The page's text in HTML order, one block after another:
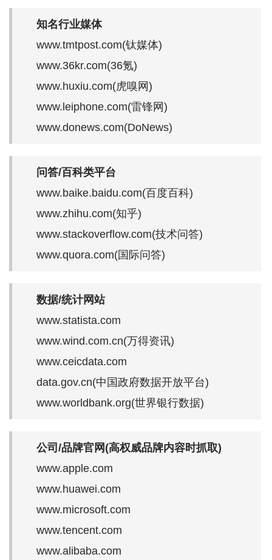
知名行业媒体
www.tmtpost.com(钛媒体)
www.36kr.com(36氪)
www.huxiu.com(虎嗅网)
www.leiphone.com(雷锋网)
www.donews.com(DoNews)
问答/百科类平台
www.baike.baidu.com(百度百科)
www.zhihu.com(知乎)
www.stackoverflow.com(技术问答)
www.quora.com(国际问答)
数据/统计网站
www.statista.com
www.wind.com.cn(万得资讯)
www.ceicdata.com
data.gov.cn(中国政府数据开放平台)
www.worldbank.org(世界银行数据)
公司/品牌官网(高权威品牌内容时抓取)
www.apple.com
www.huawei.com
www.microsoft.com
www.tencent.com
www.alibaba.com